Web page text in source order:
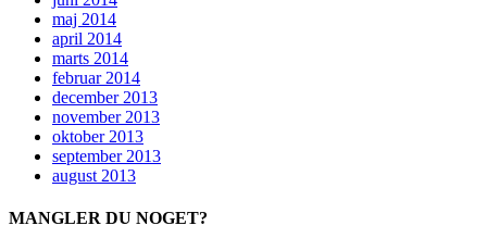
maj 2014
april 2014
marts 2014
februar 2014
december 2013
november 2013
oktober 2013
september 2013
august 2013
MANGLER DU NOGET?